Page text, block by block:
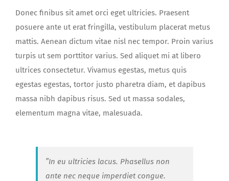
Donec finibus sit amet orci eget ultricies. Praesent
posuere ante ut erat fringilla, vestibulum placerat metus
mattis. Aenean dictum vitae nisl nec tempor. Proin varius
turpis ut sem porttitor varius. Sed aliquet mi at libero
ultrices consectetur. Vivamus egestas, metus quis
egestas egestas, tortor justo pharetra diam, et dapibus
massa nibh dapibus risus. Sed ut massa sodales,
elementum magna vitae, malesuada.
”In eu ultricies lacus. Phasellus non
ante nec neque imperdiet congue.